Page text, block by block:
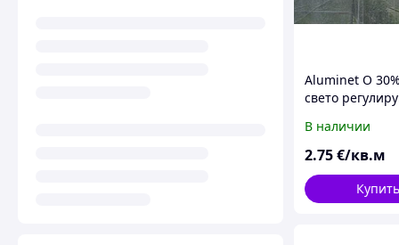
Aluminet O
свето
минимальным
затенением
В наличии
2.75€/кв.м
Купить